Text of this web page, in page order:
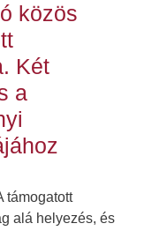
közös
Két
a
támogatott
alá helyezés, és